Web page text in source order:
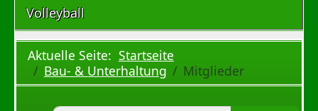
Volleyball
Aktuelle Seite: Startseite
Bau- & Unterhaltung
Mitglieder